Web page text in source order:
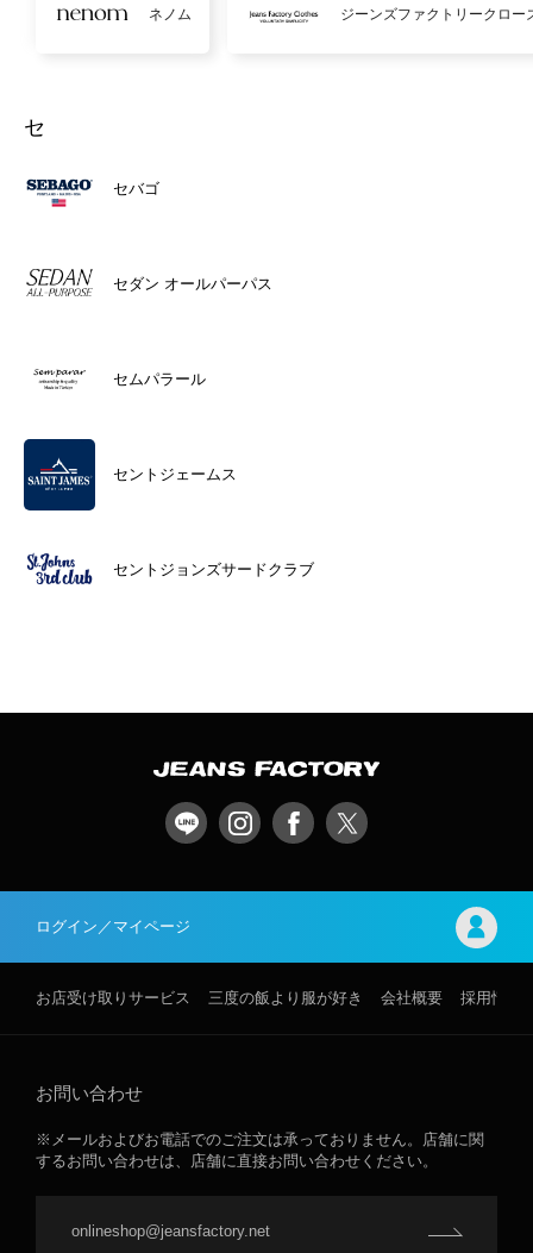
ネノム ジーンズファクトリークロー
セ
セバゴ
セダン オールパーパス
セムパラール
セントジェームス
セントジョンズサードクラブ
ログイン／マイページ
お店受け取りサービス 三度の飯より服が好き 会社概要 採用情報
お問い合わせ
※メールおよびお電話でのご注文は承っておりません。店舗に関
するお問い合わせは、店舗に直接お問い合わせください。
onlineshop@jeansfactory.net